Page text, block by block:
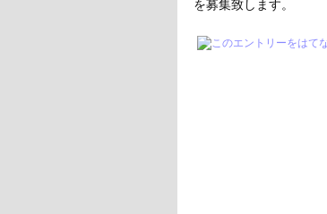
を募集致します。